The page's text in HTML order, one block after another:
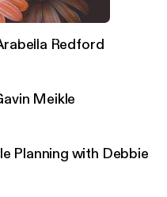
Business AdviceRedford
Meikle
Planning with Debbie